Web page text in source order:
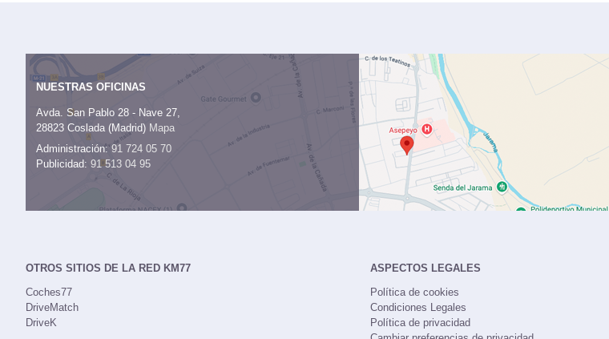
NUESTRAS OFICINAS
Avda. San Pablo 28 - Nave 27,
28823 Coslada (Madrid) Mapa
Administración:91 724 05 70
Publicidad: 91 513 04 95
OTROS SITIOS DE LA RED KM77
Coches77
DriveMatch
DriveK
ASPECTOS LEGALES
Política de cookies
Condiciones Legales
Política de privacidad